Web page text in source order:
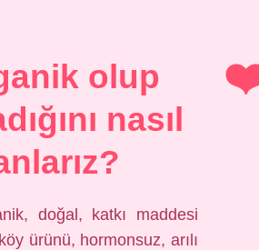
olup
nasıl
doğal, katkı maddesi
ürünü, hormonsuz, arılı